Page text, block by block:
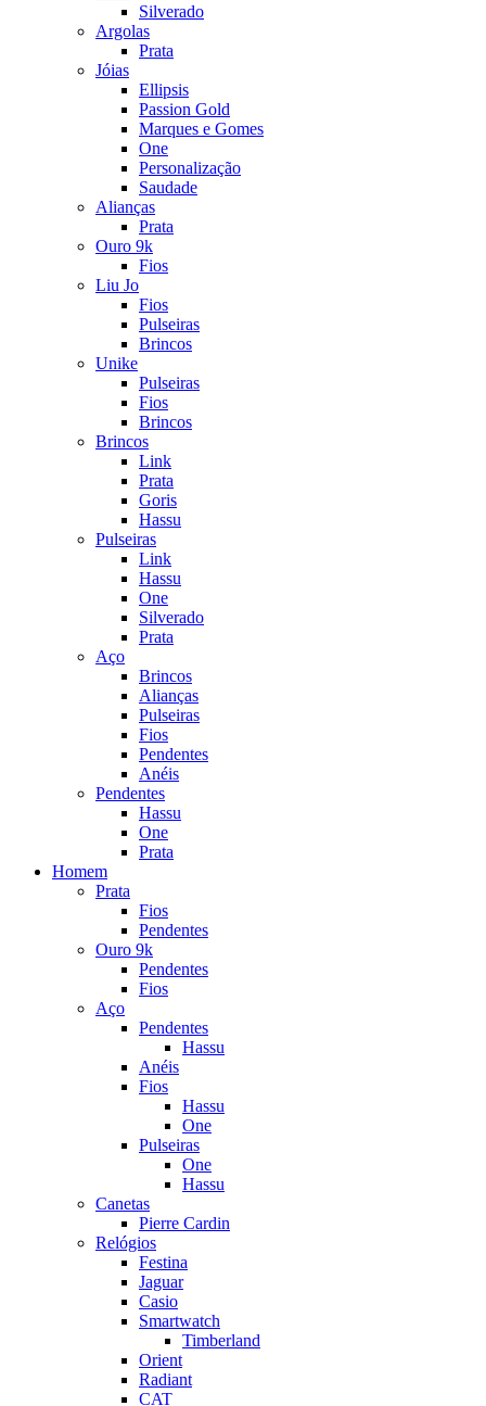
Silverado
Argolas
Prata
Jóias
Ellipsis
Passion Gold
Marques e Gomes
One
Personalização
Saudade
Alianças
Prata
Ouro 9k
Fios
Liu Jo
Fios
Pulseiras
Brincos
Unike
Pulseiras
Fios
Brincos
Brincos
Link
Prata
Goris
Hassu
Pulseiras
Link
Hassu
One
Silverado
Prata
Aço
Brincos
Alianças
Pulseiras
Fios
Pendentes
Anéis
Pendentes
Hassu
One
Prata
Homem
Prata
Fios
Pendentes
Ouro 9k
Pendentes
Fios
Aço
Pendentes
Hassu
Anéis
Fios
Hassu
One
Pulseiras
One
Hassu
Canetas
Pierre Cardin
Relógios
Festina
Jaguar
Casio
Smartwatch
Timberland
Orient
Radiant
CAT